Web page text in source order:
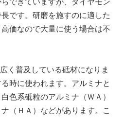
です。研磨を施すのに適した
価なので大量に使う場合は不
く普及している砥材になりま
時に使われます。アルミナと
色系砥粒のアルミナ（ＷＡ）
（ＨＡ）などがあります。こ